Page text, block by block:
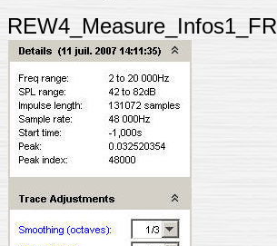
REW4_Measure_Infos1_FR